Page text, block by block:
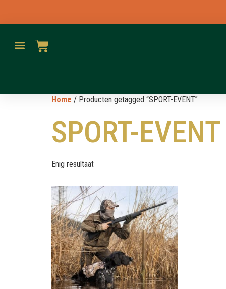
Home / Producten getagged “SPORT-EVENT”
SPORT-EVENT
Enig resultaat